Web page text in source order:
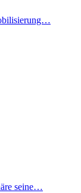
seine…